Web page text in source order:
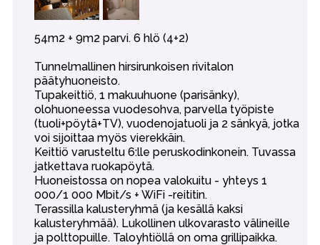
54m2 + 9m2 parvi. 6 hlö (4+2)
Tunnelmallinen hirsirunkoisen rivitalon
päätyhuoneisto.
Tupakeittiö, 1 makuuhuone (parisänky),
olohuoneessa vuodesohva, parvella työpiste
(tuoli+pöytä+TV), vuodenojatuoli ja 2 sänkyä, jotka
voi sijoittaa myös vierekkäin.
Keittiö varusteltu 6:lle peruskodinkonein. Tuvassa
jatkettava ruokapöytä.
Huoneistossa on nopea valokuitu - yhteys 1
000/1 000 Mbit/s + WiFi -reititin.
Terassilla kalusteryhmä (ja kesällä kaksi
kalusteryhmää). Lukollinen ulkovarasto välineille
ja polttopuille. Taloyhtiöllä on oma grillipaikka.